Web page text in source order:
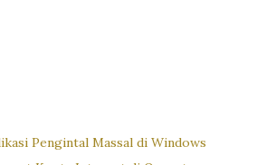
Pengintal Massal di Windows